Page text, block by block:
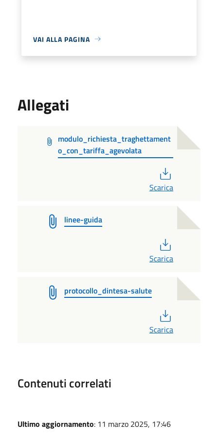
VAI ALLA PAGINA
Allegati
modulo_richiesta_traghettament
o_con_tariffa_agevolata
Scarica
linee-guida
Scarica
protocollo_dintesa-salute
Scarica
Contenuti correlati
Ultimo aggiornamento: 11 marzo 2025, 17:46